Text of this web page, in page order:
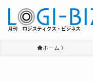
ホーム